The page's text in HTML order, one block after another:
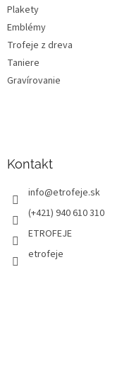
Plakety
Emblémy
Trofeje z dreva
Taniere
Gravírovanie
Kontakt
info@etrofeje.sk
(+421) 940 610 310
ETROFEJE
etrofeje